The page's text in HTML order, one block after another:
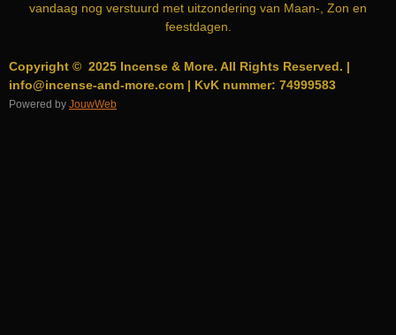
vandaag nog verstuurd met uitzondering van Maan-, Zon en
feestdagen.
Copyright © 2025 Incense & More. All Rights Reserved. |
info@incense-and-more.com | KvK nummer: 74999583
Powered by JouwWeb